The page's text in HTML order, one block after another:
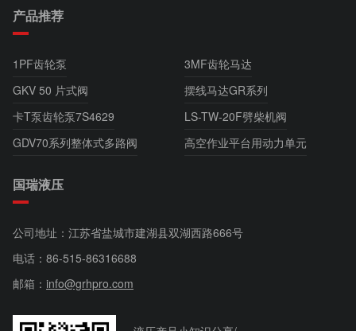
产品推荐
1PF齿轮泵
3MF齿轮马达
GKV 50 片式阀
摆线马达GR系列
卡T泵齿轮泵7S4629
LS-TW-20F劈柴机阀
GDV70系列整体式多路阀
高空作业平台用动力单元
国瑞液压
公司地址：江苏省盐城市建湖县双湖西路666号
电话： 86-515-86316688
邮箱： info@grhpro.com